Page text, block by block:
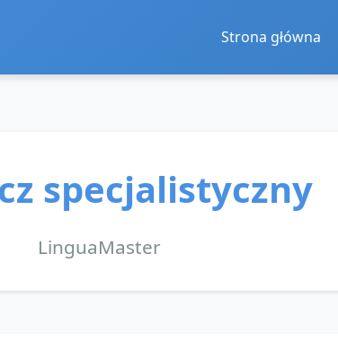
Strona główna
specjalistyczny
LinguaMaster